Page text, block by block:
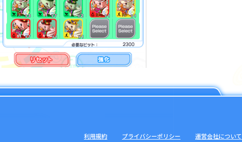
利用規約 プライバシーポリシー 運営会社について